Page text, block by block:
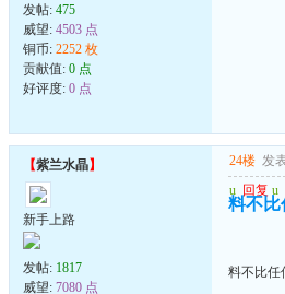
发帖: 475
威望: 4503 点
铜币: 2252 枚
贡献值: 0 点
好评度: 0 点
【紫兰水晶】
新手上路
发帖: 1817
威望: 7080 点
24楼 发
u 回复 u
料不比
料不比任